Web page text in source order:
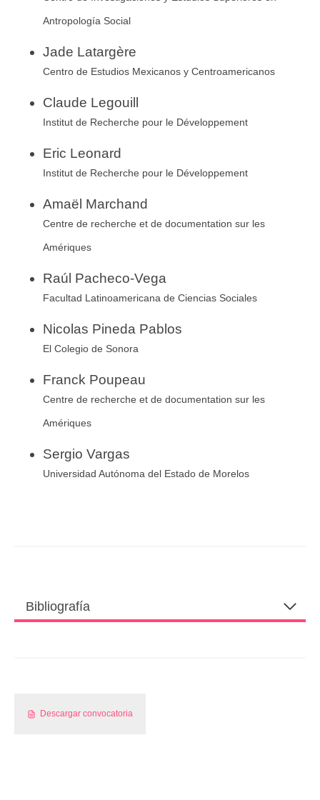
Antropología Social
Jade Latargère
Centro de Estudios Mexicanos y Centroamericanos
Claude Legouill
Institut de Recherche pour le Développement
Eric Leonard
Institut de Recherche pour le Développement
Amaël Marchand
Centre de recherche et de documentation sur les
Amériques
Raúl Pacheco-Vega
Facultad Latinoamericana de Ciencias Sociales
Nicolas Pineda Pablos
El Colegio de Sonora
Franck Poupeau
Centre de recherche et de documentation sur les
Amériques
Sergio Vargas
Universidad Autónoma del Estado de Morelos
Bibliografía
Descargar convocatoria